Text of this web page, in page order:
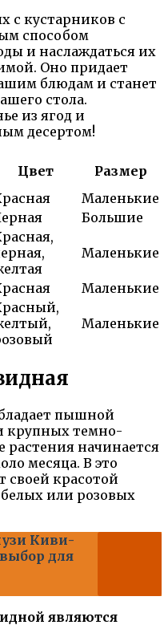
с кустарников с
способом
и наслаждаться их
Оно придает
блюдам и станет
стола.
из ягод и
десертом!
Цвет
Размер
Маленькие
Большие
Маленькие
Маленькие
Маленькие
пышной
крупных темно-
растения начинается
месяца. В это
своей красотой
или розовых
Киви-
для
являются